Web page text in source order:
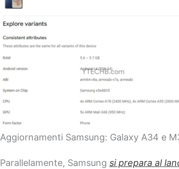
Aggiornamenti Samsung: Galaxy A34 e
Parallelamente, Samsungsi prepara al